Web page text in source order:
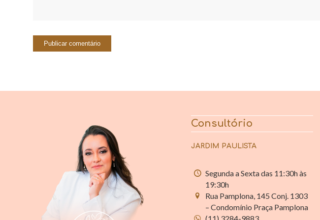
Consultório
JARDIM PAULISTA
Segunda a Sexta das 11:30h às
19:30h
Rua Pamplona, 145 Conj. 1303
– Condomínio Praça Pamplona